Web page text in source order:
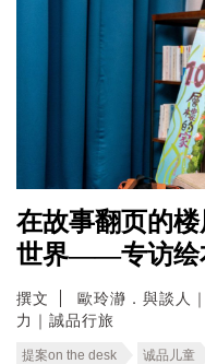
在故事翻页的
世界——专访绘
撰文
歐玲瀞．與談人
力｜誠品行旅
提案on the desk 诚品儿童